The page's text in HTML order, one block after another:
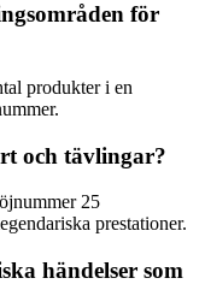
för
produkter i en
och tävlingar?
25
prestationer.
händelser som